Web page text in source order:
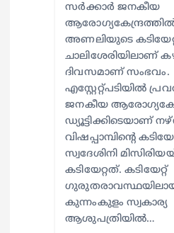
സര്‍ക്കാര്‍ ജനകീയ
അണലിയുടെ
ചാലിശേരിയിലാണ്
ദിവസമാണ് സംഭവം.
എസ്റ്റേറ്റ്പടിയില്‍
ജനകീയ
ഡ്യൂട്ടിക്കിടെയാണ്
വിഷപ്പാമ്പിന്റെ
സ്വദേശിനി
കടിയേറ്റത്. കടിയേറ്റ്
കുന്നംകുളം സ്വകാര്യ
ആശുപത്രിയില്‍…